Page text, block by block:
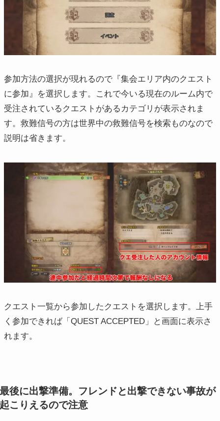
参加方法の選択が現れるので『集会エリア内のクエスト
に参加』を選択します。これで今いる現在のルーム内で
受注されているクエストがあるカテゴリが表示されま
す。救難信号の方は世界中の救難信号を検索ものなので
説明は省きます。
クエスト一覧から参加したクエストを選択します。上手
く参加できれば「QUEST ACCEPTED」と画面に表示さ
れます。
最後に出撃準備。フレンドと出撃できない事故が
起こりえるので注意